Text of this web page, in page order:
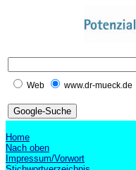
Web www.dr-mueck.de
Home
Nach oben
Impressum/Vorwort